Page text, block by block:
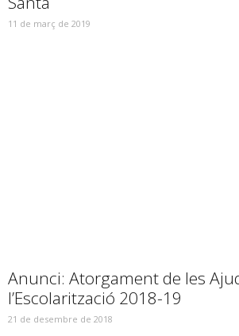
11 de març de 2019
Anunci: Atorgament de les
l’Escolarització 2018-19
21 de desembre de 2018